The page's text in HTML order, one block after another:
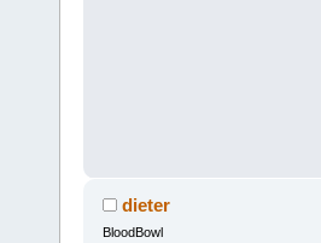
dieter
BloodBowl